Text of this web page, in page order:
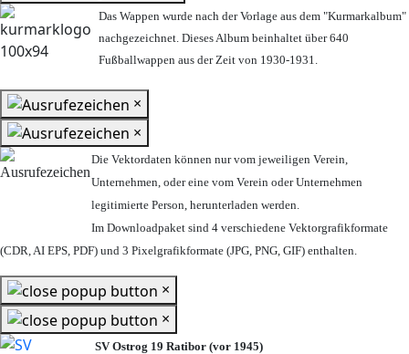
Das Wappen wurde nach der Vorlage aus dem "Kurmarkalbum"
nachgezeichnet. Dieses Album beinhaltet über 640
Fußballwappen aus der Zeit von 1930-1931.
×
×
Die Vektordaten können nur vom jeweiligen Verein,
Unternehmen, oder eine vom Verein oder Unternehmen
legitimierte Person, herunterladen werden.
Im Downloadpaket sind 4 verschiedene Vektorgrafikformate
(CDR, AI EPS, PDF) und 3 Pixelgrafikformate (JPG, PNG, GIF) enthalten.
×
×
SV Ostrog 19 Ratibor (vor 1945)